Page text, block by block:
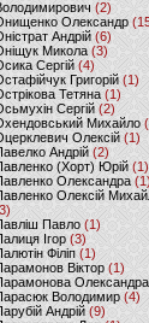
(2)
Олександр
Андрій (6)
Микола (3)
Сергій(4)
Григорій(1)
Тетяна (1)
Сергій (2)
Михайло
Олексій (1)
Андрій (2)
(Хорт) Юрій (1)
Олександра (1)
Олексій
Павло(1)
Ігор (3)
Філіп(1)
Віктор (1)
Олександра
Володимир(4)
Андрій (9)